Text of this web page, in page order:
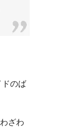
ドのば
ざわ